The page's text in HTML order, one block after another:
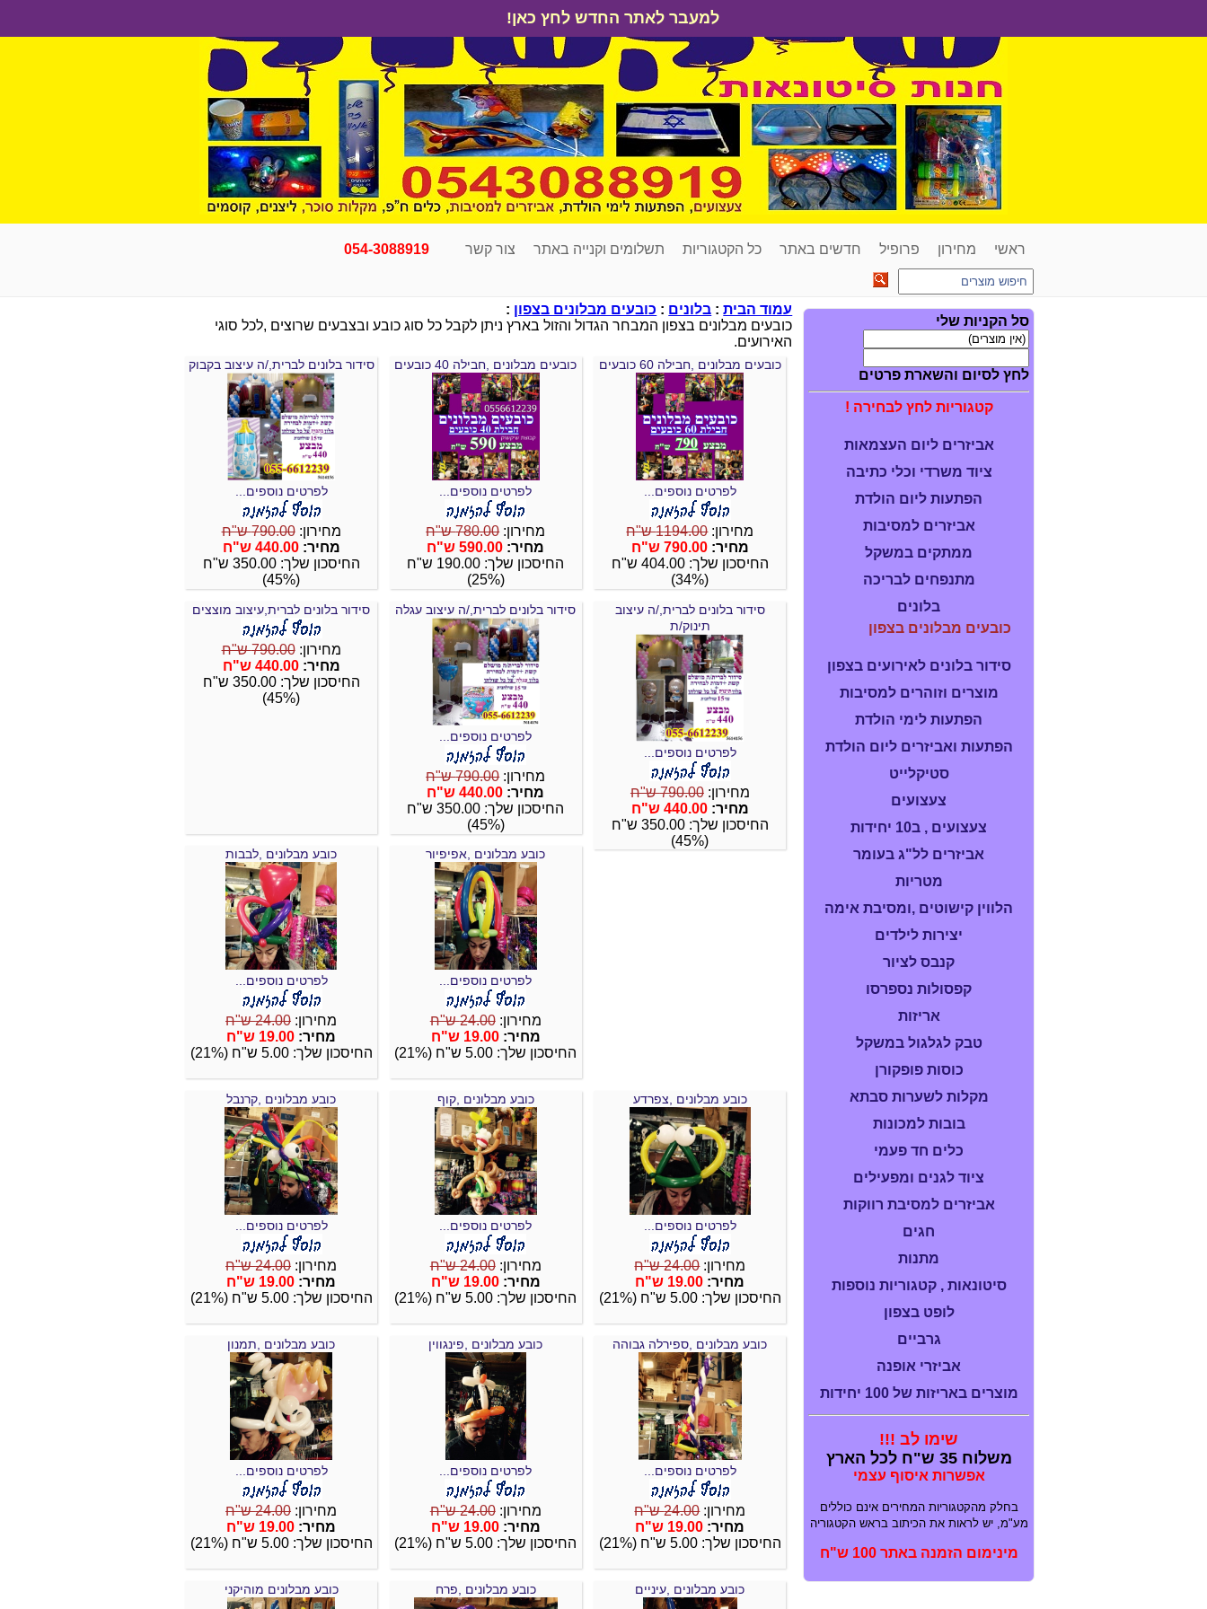
ראשי מחירון פרופיל חדשים באתר כל הקטגוריות תשלומים וקנייה באתר צור קשר 054-3088919
סל הקניות שלי
לחץ לסיום והשארת פרטים
קטגוריות לחץ לבחירה !
אביזרים ליום העצמאות
ציוד משרדי וכלי כתיבה
הפתעות ליום הולדת
אביזרים למסיבות
ממתקים במשקל
מתנפחים לבריכה
בלונים
כובעים מבלונים בצפון
סידור בלונים לאירועים בצפון
מוצרים וזוהרים למסיבות
הפתעות לימי הולדת
הפתעות ואביזרים ליום הולדת
סטיקלייט
צעצועים
צעצועים , ב10 יחידות
אביזרים לל"ג בעומר
מטריות
הלווין קישוטים ,ומסיבת אימה
יצירות לילדים
קנבס לציור
קפסולות נספרסו
אריזות
טבק לגלגול במשקל
כוסות פופקורן
מקלות לשערות סבתא
בובות למכונות
כלים חד פעמי
ציוד לגנים ומפעילים
אביזרים למסיבת רווקות
חגים
מתנות
סיטונאות , קטגוריות נוספות
לופט בצפון
גרביים
אביזרי אופנה
מוצרים באריזות של 100 יחידות
שימו לב !!!
משלוח 35 ש"ח לכל הארץ
אפשרות איסוף עצמי
בחלק מהקטגוריות המחירים אינם כוללים
מע"מ, יש לראות את הכיתוב בראש הקטגוריה
מינימום הזמנה באתר 100 ש"ח
עמוד הבית: בלונים : כובעים מבלונים בצפון :
כובעים מבלונים בצפון המבחר הגדול והזול בארץ ניתן לקבל כל סוג כובע ובצבעים שרוצים ,לכל סוגי
האירועים.
למעבר לאתר החדש לחץ כאן!
כובעים מבלונים ,חבילה 60 כובעים
לפרטים נוספים...
מחירון:1194.00 ש"ח
מחיר:790.00 ש"ח
החיסכון שלך: 404.00 ש"ח
(34%)
כובעים מבלונים ,חבילה 40 כובעים
לפרטים נוספים...
מחירון:780.00 ש"ח
מחיר: 590.00 ש"ח
החיסכון שלך: 190.00 ש"ח
(25%)
סידור בלונים לברית,/ה עיצוב בקבוק
לפרטים נוספים...
מחירון:790.00 ש"ח
מחיר:440.00 ש"ח
החיסכון שלך: 350.00 ש"ח
(45%)
סידור בלונים לברית,/ה עיצוב
תינוק/ת
לפרטים נוספים...
מחירון:790.00 ש"ח
מחיר:440.00 ש"ח
החיסכון שלך: 350.00 ש"ח
(45%)
סידור בלונים לברית,/ה עיצוב עגלה
לפרטים נוספים...
מחירון:790.00 ש"ח
מחיר: 440.00 ש"ח
החיסכון שלך: 350.00 ש"ח
(45%)
סידור בלונים לברית,עיצוב מוצצים
מחירון:790.00 ש"ח
מחיר:440.00 ש"ח
החיסכון שלך: 350.00 ש"ח
(45%)
כובע מבלונים ,אפיפיור
לפרטים נוספים...
מחירון:24.00 ש"ח
מחיר:19.00 ש"ח
החיסכון שלך: 5.00 ש"ח (21%)
כובע מבלונים ,לבבות
לפרטים נוספים...
מחירון: 24.00 ש"ח
מחיר: 19.00 ש"ח
החיסכון שלך: 5.00 ש"ח (21%)
כובע מבלונים ,צפרדע
לפרטים נוספים...
מחירון:24.00 ש"ח
מחיר: 19.00 ש"ח
החיסכון שלך: 5.00 ש"ח (21%)
כובע מבלונים ,קוף
לפרטים נוספים...
מחירון:24.00 ש"ח
מחיר:19.00 ש"ח
החיסכון שלך: 5.00 ש"ח (21%)
כובע מבלונים ,קרנבל
לפרטים נוספים...
מחירון: 24.00 ש"ח
מחיר: 19.00 ש"ח
החיסכון שלך: 5.00 ש"ח (21%)
כובע מבלונים ,ספירלה גבוהה
לפרטים נוספים...
מחירון:24.00 ש"ח
מחיר: 19.00 ש"ח
החיסכון שלך: 5.00 ש"ח (21%)
כובע מבלונים ,פינגווין
לפרטים נוספים...
מחירון:24.00 ש"ח
מחיר:19.00 ש"ח
החיסכון שלך: 5.00 ש"ח (21%)
כובע מבלונים ,תמנון
לפרטים נוספים...
מחירון: 24.00 ש"ח
מחיר: 19.00 ש"ח
החיסכון שלך: 5.00 ש"ח (21%)
כובע מבלונים ,עיניים כובע מבלונים ,פרח כובע מבלונים מוהיקני